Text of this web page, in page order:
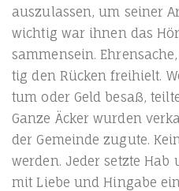
aus­zu­las­sen, um sei­ner
wich­tig war ihnen das
sam­men­sein.
tig den Rücken frei­hielt.
tum oder Geld besaß,
Gan­ze Äcker wur­den
der Gemein­de zugu­te.
wer­den. Jeder setz­te Hab
mit Lie­be und Hin­ga­be